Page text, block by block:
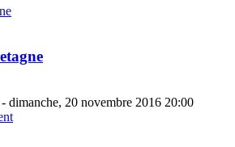
dimanche, 20 novembre 2016 20:00